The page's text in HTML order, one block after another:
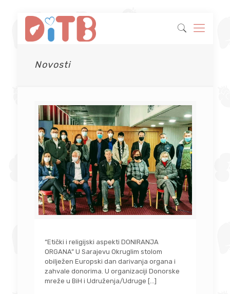
Novosti
“Etički i religijski aspekti DONIRANJA
ORGANA” U Sarajevu Okruglim stolom
obilježen Europski dan darivanja organa i
zahvale donorima. U organizaciji Donorske
mreže u BiH i Udruženja/Udruge […]